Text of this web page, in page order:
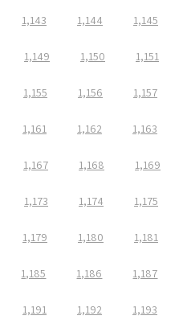
1,143 1,144 1,145
1,149 1,150 1,151
1,155 1,156 1,157
1,161 1,162 1,163
1,167 1,168 1,169
1,173 1,174 1,175
1,179 1,180 1,181
1,185 1,186 1,187
1,191 1,192 1,193